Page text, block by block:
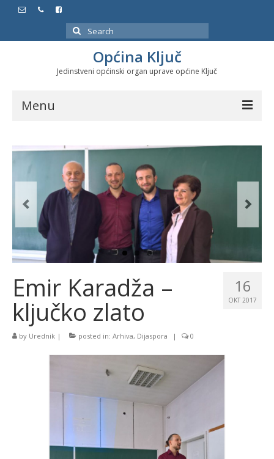
Search
for:
Općina Ključ
Jedinstveni općinski organ uprave općine Ključ
Menu
Službeni glasnici
Javne nabavke
Značajni datumi i manifestacije
Program energetske efikasnosti u stambenom
sektoru
16
OKT 2017
Emir Karadža –
ključko zlato
by Urednik | posted in: Arhiva, Dijaspora | 0